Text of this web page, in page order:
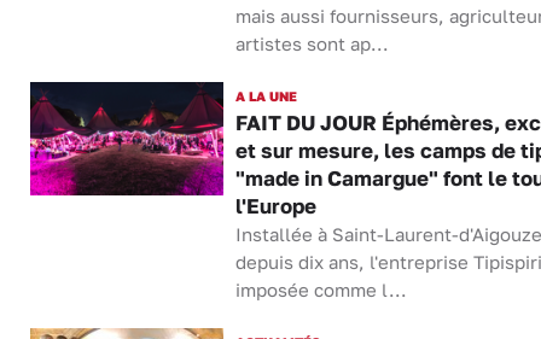
mais aussi fournisseurs,
artistes sont ap...
A LA UNE
FAIT DU JOUR Éphémères,
et sur mesure, les camps de
"made in Camargue" font le
l'Europe
Installée à Saint-Laurent-d'Aigouze
depuis dix ans, l'entreprise
imposée comme l...